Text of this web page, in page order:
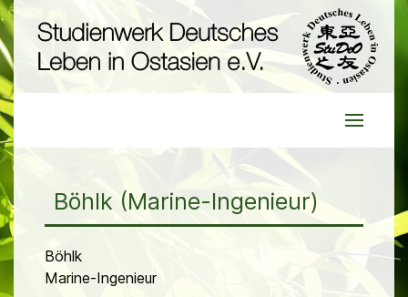
Böhlk (Marine-Ingenieur)
Böhlk
Marine-Ingenieur